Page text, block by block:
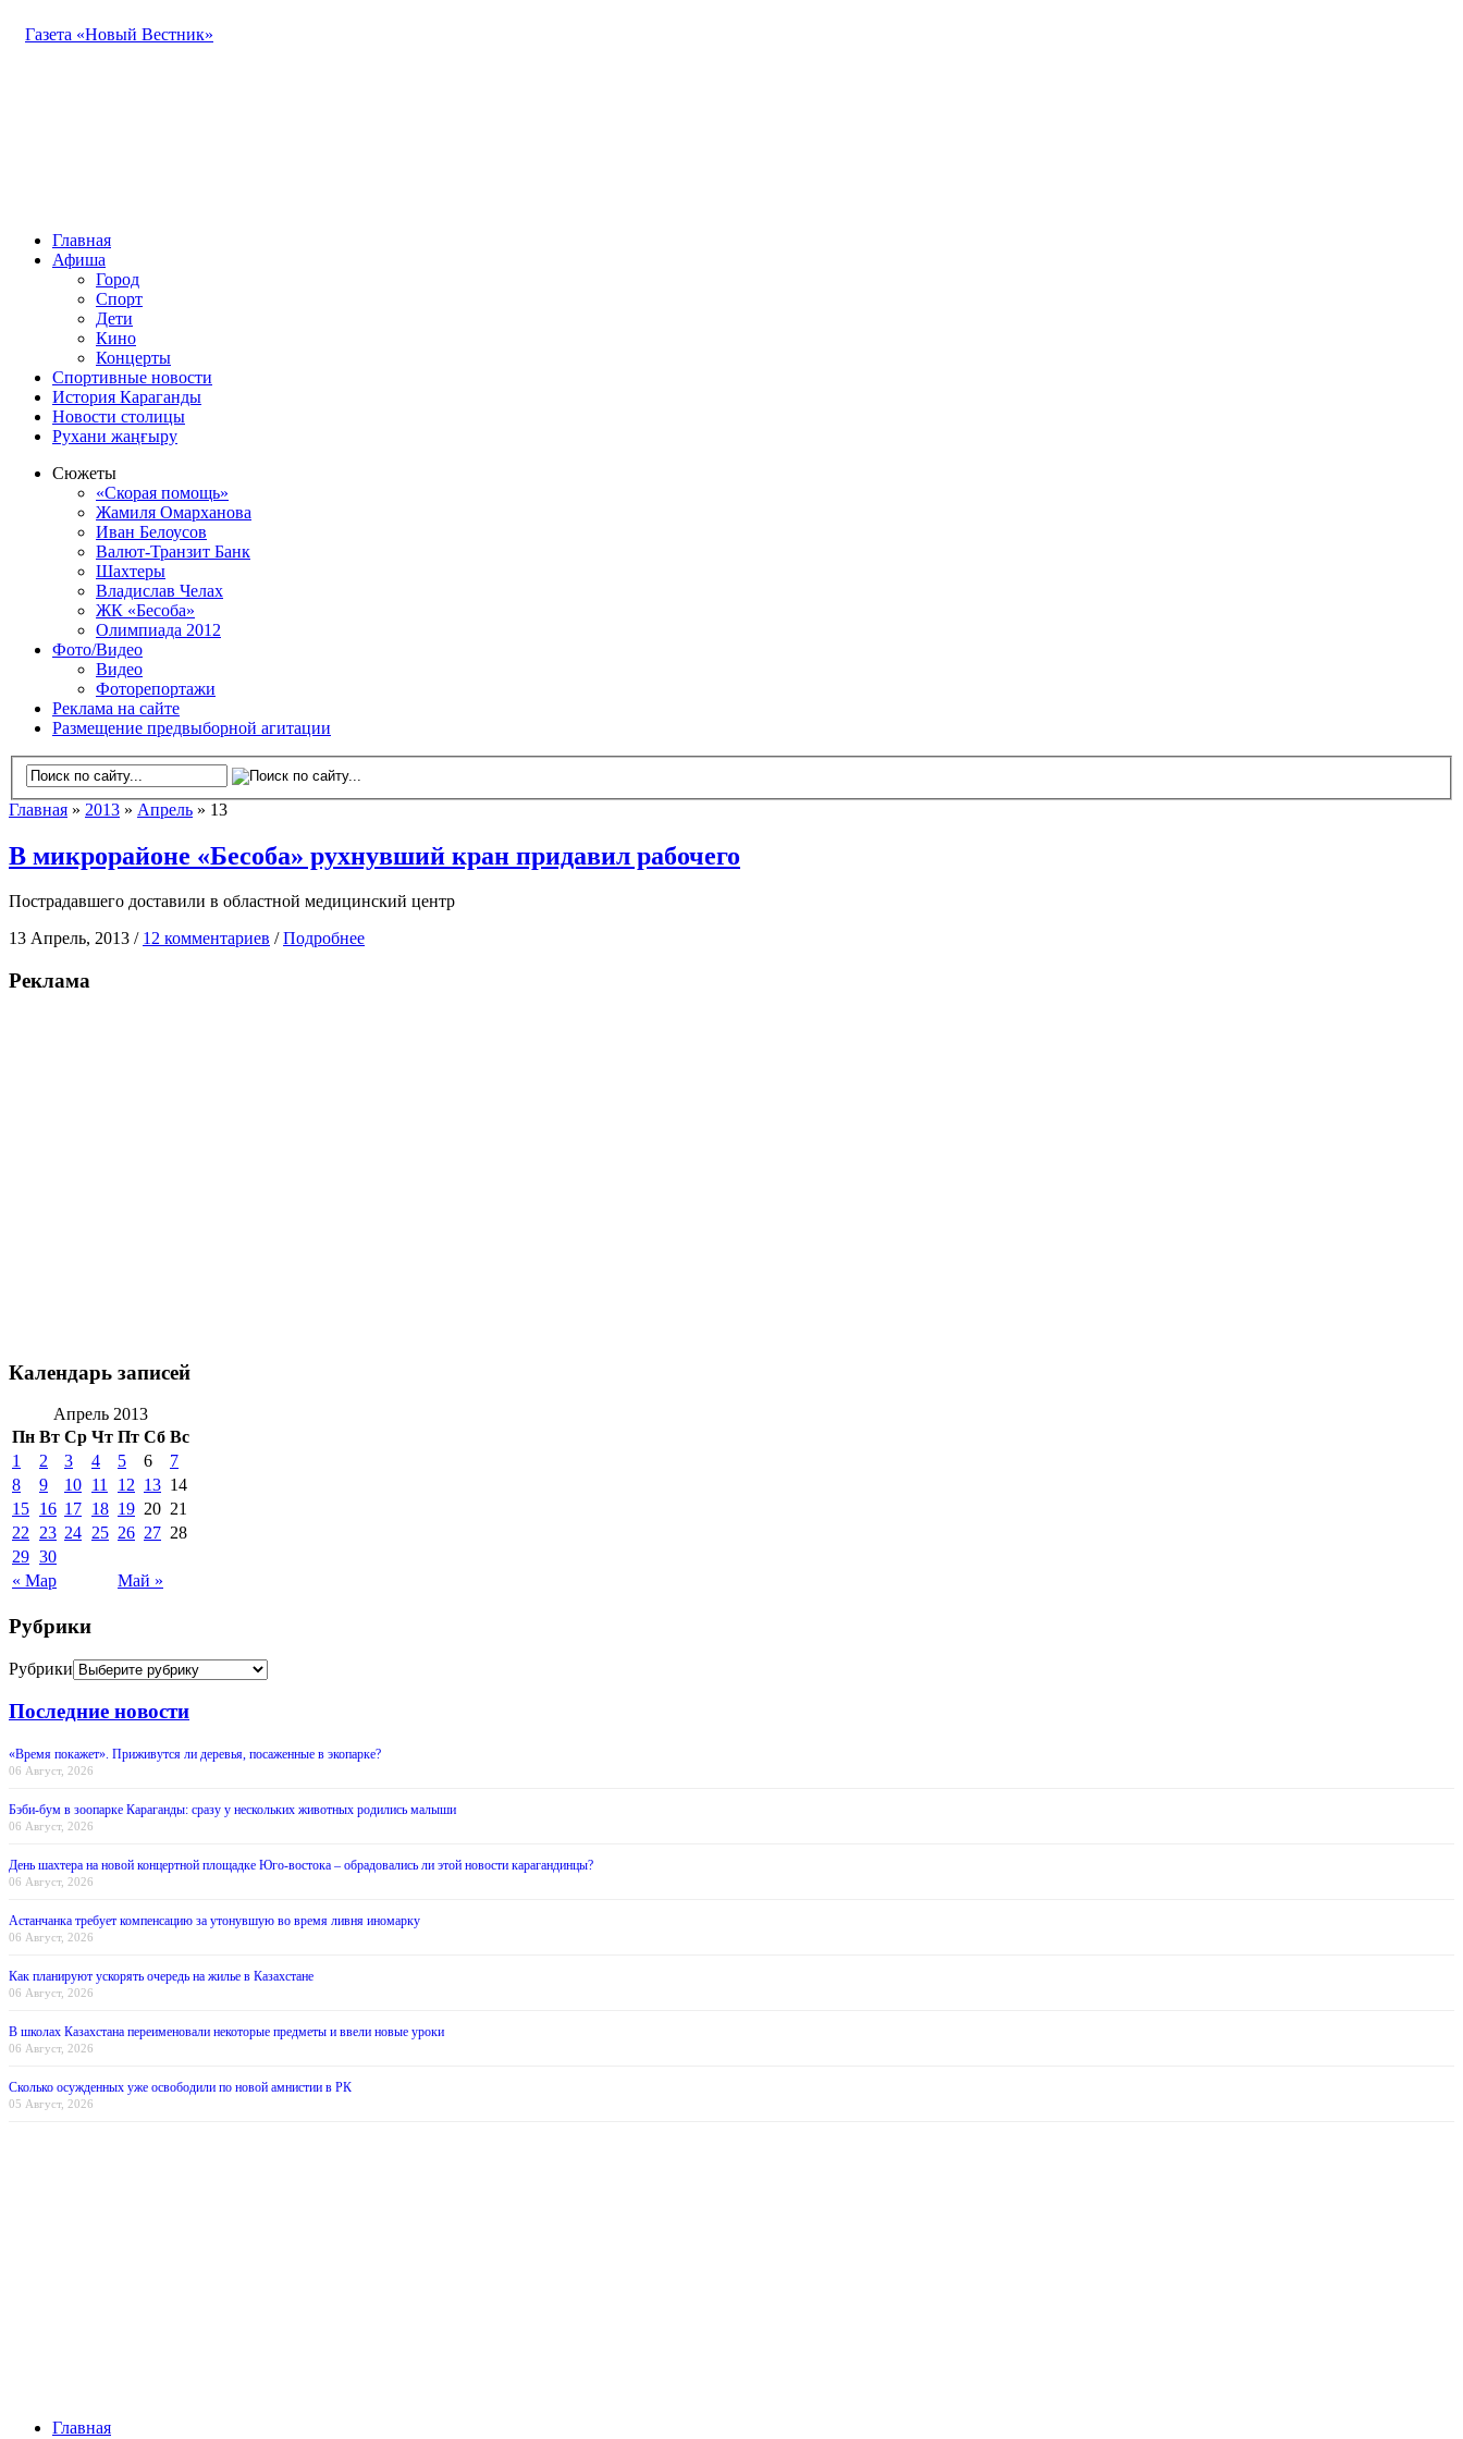
Газета «Новый Вестник»
Главная
Афиша
Город
Спорт
Дети
Кино
Концерты
Спортивные новости
История Караганды
Новости столицы
Рухани жаңғыру
Сюжеты
«Скорая помощь»
Жамиля Омарханова
Иван Белоусов
Валют-Транзит Банк
Шахтеры
Владислав Челах
ЖК «Бесоба»
Олимпиада 2012
Фото/Видео
Видео
Фоторепортажи
Реклама на сайте
Размещение предвыборной агитации
Главная » 2013 » Апрель » 13
В микрорайоне «Бесоба» рухнувший кран придавил рабочего
Пострадавшего доставили в областной медицинский центр
13 Апрель, 2013 / 12 комментариев /Подробнее
Реклама
Календарь записей
Апрель 2013
Пн Вт Ср Чт Пт Сб Вс
« Мар Май »
1 2 3 4 5 6
7
8
9 10 11 12 13 14
15 16 17 18 19 20 21
22
23 24 25 26 27 28
29 30
Рубрики
Рубрики
Последние новости
«Время покажет». Приживутся ли деревья, посаженные в экопарке?
06 Август, 2026
Бэби-бум в зоопарке Караганды: сразу у нескольких животных родились малыши
06 Август, 2026
День шахтера на новой концертной площадке Юго-востока – обрадовались ли этой новости карагандинцы?
06 Август, 2026
Астанчанка требует компенсацию за утонувшую во время ливня иномарку
06 Август, 2026
Как планируют ускорять очередь на жилье в Казахстане
06 Август, 2026
В школах Казахстана переименовали некоторые предметы и ввели новые уроки
06 Август, 2026
Сколько осужденных уже освободили по новой амнистии в РК
05 Август, 2026
Главная